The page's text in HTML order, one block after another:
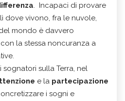
. Incapaci di provare
dove vivono, fra le nuvole,
mondo è davvero
la stessa noncuranza a
sulla Terra, nel
e la partecipazione
i sogni e